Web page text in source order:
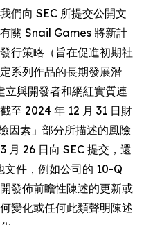
們向 SEC 所提交公開文
關 Snail Games 將新計
行策略（旨在促進初期社
系列作品的長期發展潛
與開發者和網紅實質連
至 2024 年 12 月 31 日財
因素」部分所描述的風險
月 26 日向 SEC 提交，還
文件，例如公司的 10-Q
發佈前瞻性陳述的更新或
變化或任何此類聲明陳述